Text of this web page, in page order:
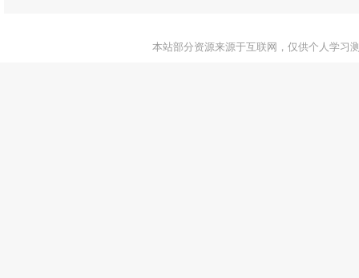
本站部分资源来源于互联网，仅供个人学习